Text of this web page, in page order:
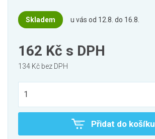
Skladem u vás od 12.8. do 16.8.
162 Kč s DPH
134 Kč bez DPH
Přidat do košíku